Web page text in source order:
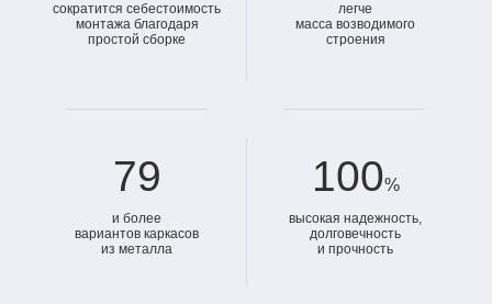
сократится себестоимость
монтажа благодаря
простой сборке
79
и более
вариантов каркасов
из металла
легче
масса возводимого
строения
100%
высокая надежность,
долговечность
и прочность